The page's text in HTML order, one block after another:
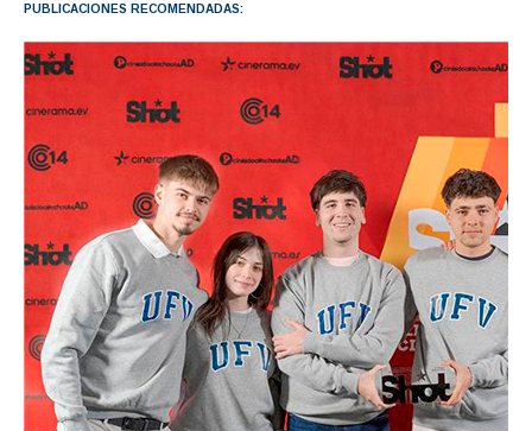
PUBLICACIONES RECOMENDADAS: